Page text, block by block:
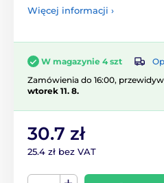
Więcej informacji ›
W magazynie 4 szt
Zamówienia do 16:00,
wtorek 11. 8.
30.7 zł
25.4 zł bez VAT